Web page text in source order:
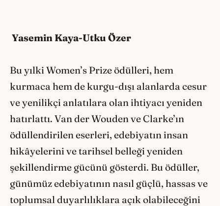
Yasemin Kaya-Utku Özer
Bu yılki Women’s Prize ödülleri, hem
kurmaca hem de kurgu-dışı alanlarda cesur
ve yenilikçi anlatılara olan ihtiyacı yeniden
hatırlattı. Van der Wouden ve Clarke’ın
ödüllendirilen eserleri, edebiyatın insan
hikâyelerini ve tarihsel belleği yeniden
şekillendirme gücünü gösterdi. Bu ödüller,
günümüz edebiyatının nasıl güçlü, hassas ve
toplumsal duyarlılıklara açık olabileceğini